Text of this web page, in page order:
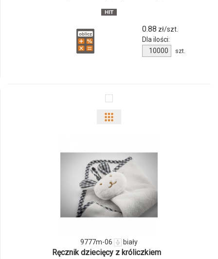
0.88 zł/szt.
Dla ilości:
Ilość
produktu
szt.
ilości
produktu
9777m-
9777m-06 biały
Ręcznik dziecięcy z króliczkiem